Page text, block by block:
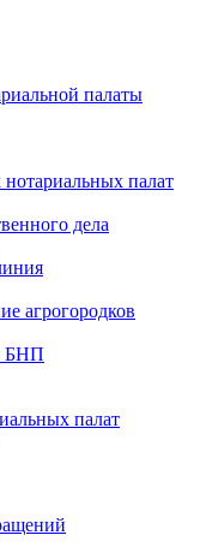
палаты
палат
дела
агрогородков
БНП
палат